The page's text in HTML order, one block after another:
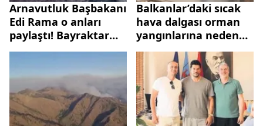
Arnavutluk Başbakanı
Edi Rama o anları
paylaştı! Bayraktar
TB2 SİHA’ları
"kundaklama" anını
tespit etti
Balkanlar’daki sıcak
hava dalgası orman
yangınlarına neden
oldu